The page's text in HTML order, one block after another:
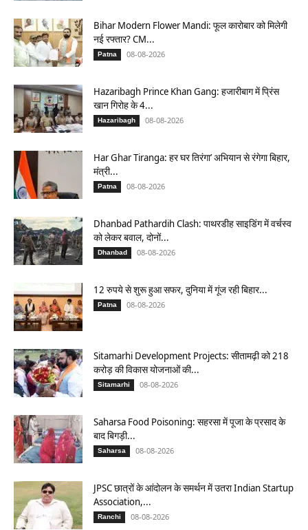
Bihar Modern Flower Mandi: फूल कारोबार को मिलेगी
नई रफ्तार? CM...
Patna 08-08-2026
Hazaribagh Prince Khan Gang: हजारीबाग में प्रिंस
खान गिरोह के 4...
Hazaribagh 08-08-2026
Har Ghar Tiranga: हर घर तिरंगा’ अभियान से रंगेगा बिहार,
मंत्री...
Patna 08-08-2026
Dhanbad Pathardih Clash: पाथरडीह साइडिंग में वर्चस्व
को लेकर बवाल, दोनों...
Dhanbad 08-08-2026
12 रुपये से शुरू हुआ सफर, दुनिया में गूंज रही बिहार...
Patna 08-08-2026
Sitamarhi Development Projects: सीतामढ़ी को 218
करोड़ की विकास योजनाओं की...
Sitamarhi 08-08-2026
Saharsa Food Poisoning: सहरसा में पूजा के प्रसाद के
बाद बिगड़ी...
Saharsa 08-08-2026
JPSC छात्रों के आंदोलन के समर्थन में उतरा Indian Startup
Association,...
Ranchi 08-08-2026